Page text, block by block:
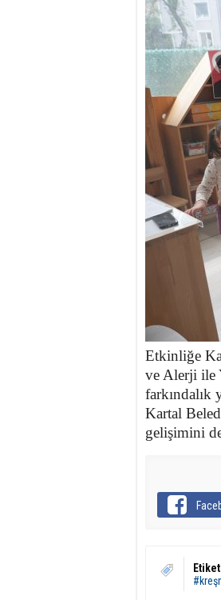
​​Etkinliğe
ve Alerji ile
farkındalık
​Kartal
gelişimini